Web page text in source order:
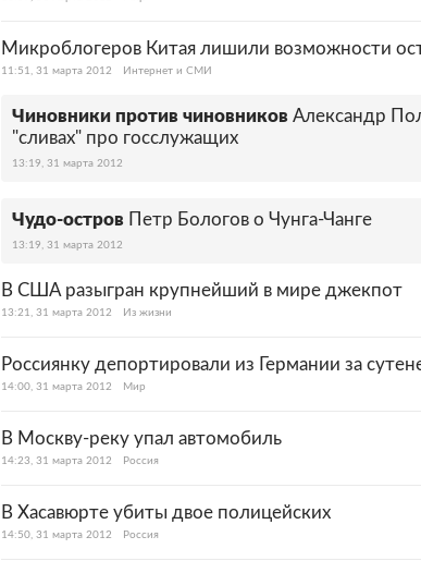
Микроблогеров Китая лишили возможности
11:51, 31 марта 2012 Интернет и СМИ
Чиновники против чиновников Александр
"сливах" про госслужащих
13:19, 31 марта 2012
Чудо-остров Петр Бологов о Чунга-Чанге
13:19, 31 марта 2012
В США разыгран крупнейший в мире джекпот
13:21, 31 марта 2012 Из жизни
Россиянку депортировали из Германии за
14:00, 31 марта 2012 Мир
В Москву-реку упал автомобиль
14:23, 31 марта 2012 Россия
В Хасавюрте убиты двое полицейских
14:50, 31 марта 2012 Россия